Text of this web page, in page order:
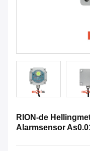
RION-de
Alarmsensor